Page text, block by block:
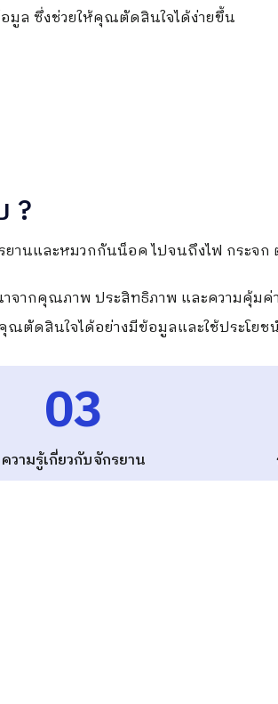
มูล ซึ่งช่วยให้คุณตัดสินใจได้ง่ายขึ้น
?
านและหมวกกันน็อค ไปจนถึงไฟ กระจก
จากคุณภาพ ประสิทธิภาพ และความคุ้มค่า
ตัดสินใจได้อย่างมีข้อมูลและใช้ประโยช
03
ความรู้เกี่ยวกับจักรยาน